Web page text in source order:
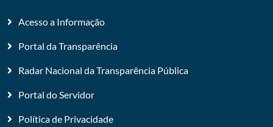
Acesso a Informação
Portal da Transparência
Radar Nacional da Transparência Pública
Portal do Servidor
Política de Privacidade